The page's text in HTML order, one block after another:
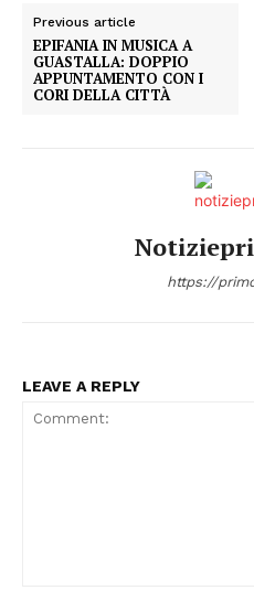
Previous article
EPIFANIA IN MUSICA A
GUASTALLA: DOPPIO
APPUNTAMENTO CON I
CORI DELLA CITTÀ
https://
LEAVE A REPLY